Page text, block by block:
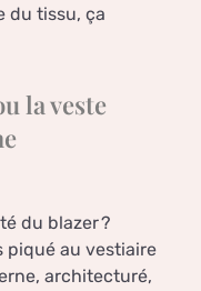
du tissu, ça
la veste
du blazer ?
piqué au vestiaire
architecturé,